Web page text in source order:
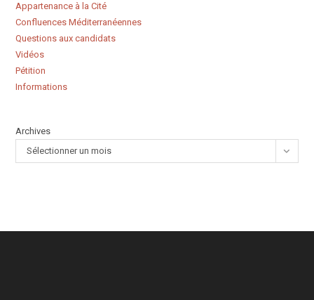
Appartenance à la Cité
Confluences Méditerranéennes
Questions aux candidats
Vidéos
Pétition
Informations
Archives
Sélectionner un mois